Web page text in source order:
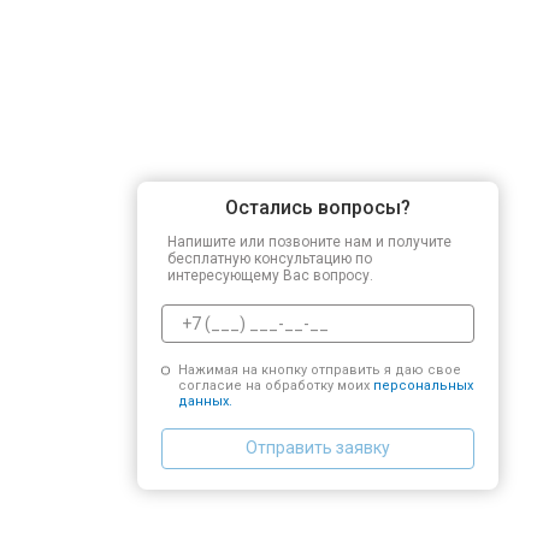
Остались вопросы?
Напишите или позвоните нам и получите
бесплатную консультацию по
интересующему Вас вопросу.
Нажимая на кнопку отправить я даю свое
согласие на обработку моих персональных
данных.
Отправить заявку